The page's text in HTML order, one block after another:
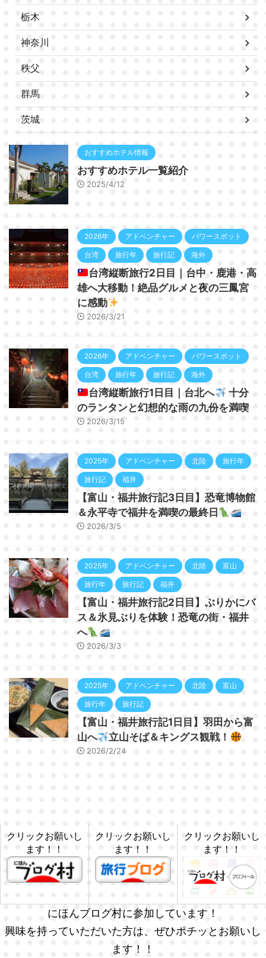
栃木
神奈川
秩父
群馬
茨城
おすすめホテル情報
おすすめホテル一覧紹介
2025/4/12
2026年 アドベンチャー パワースポット
台湾 旅行年 旅行記 海外
台湾縦断旅行2日目｜台中・鹿港・高
雄へ大移動！絶品グルメと夜の三鳳宮
に感動
2026/3/21
2026年 アドベンチャー パワースポット
台湾 旅行年 旅行記 海外
台湾縦断旅行1日目｜台北へ
十分
のランタンと幻想的な雨の九份を満喫
2026/3/15
2025年 アドベンチャー 北陸 旅行年
旅行記 福井
【富山・福井旅行記3日目】恐竜博物館
＆永平寺で福井を満喫の最終日
2026/3/5
2025年 アドベンチャー 北陸 富山
旅行年 旅行記 福井
【富山・福井旅行記2日目】ぶりかにバ
ス＆氷見ぶりを体験！恐竜の街・福井
へ
2026/3/3
2025年 アドベンチャー 北陸 富山
旅行年 旅行記
【富山・福井旅行記1日目】羽田から富
山へ
立山そば＆キングス観戦！
2026/2/24
クリックお願いし
ます！！
クリックお願いし
ます！！
クリックお願いし
ます！！
にほんブログ村に参加しています！
興味を持っていただいた方は、ぜひポチッとお願いし
ます！！